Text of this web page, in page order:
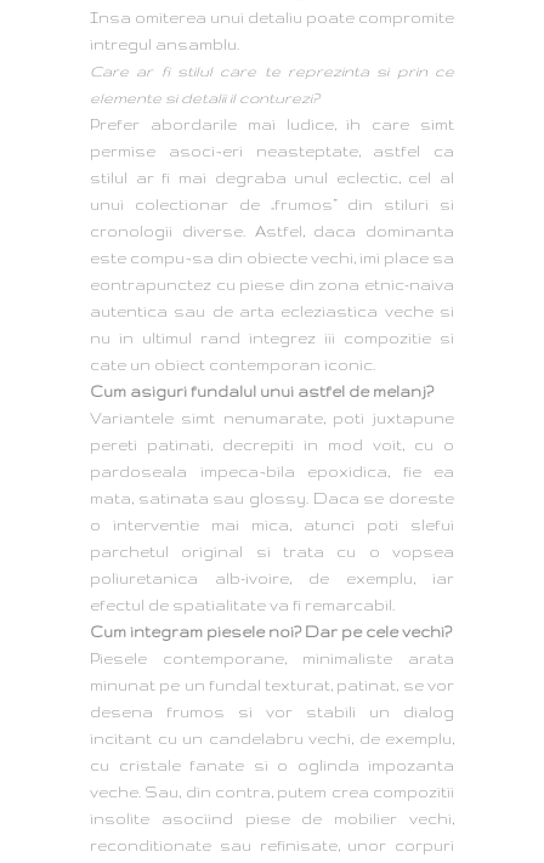
Insa omiterea unui detaliu poate compromite
intregul ansamblu.
Care ar fi stilul care te reprezinta si prin ce
elemente si detalii il conturezi?
Prefer abordarile mai ludice, ih care simt
permise asoci¬eri neasteptate, astfel ca
stilul ar fi mai degraba unul eclectic, cel al
unui colectionar de „frumos” din stiluri si
cronologii diverse. Astfel, daca dominanta
este compu¬sa din obiecte vechi, imi place sa
eontrapunctez cu piese din zona etnic-naiva
autentica sau de arta ecleziastica veche si
nu in ultimul rand integrez iii compozitie si
cate un obiect contemporan iconic.
Cum asiguri fundalul unui astfel de melanj?
Variantele simt nenumarate, poti juxtapune
pereti patinati, decrepiti in mod voit, cu o
pardoseala impeca¬bila epoxidica, fie ea
mata, satinata sau glossy. Daca se doreste
o interventie mai mica, atunci poti slefui
parchetul original si trata cu o vopsea
poliuretanica alb-ivoire, de exemplu, iar
efectul de spatialitate va fi remarcabil.
Cum integram piesele noi? Dar pe cele vechi?
Piesele contemporane, minimaliste arata
minunat pe un fundal texturat, patinat, se vor
desena frumos si vor stabili un dialog
incitant cu un candelabru vechi, de exemplu,
cu cristale fanate si o oglinda impozanta
veche. Sau, din contra, putem crea compozitii
insolite asociind piese de mobilier vechi,
reconditionate sau refinisate, unor corpuri